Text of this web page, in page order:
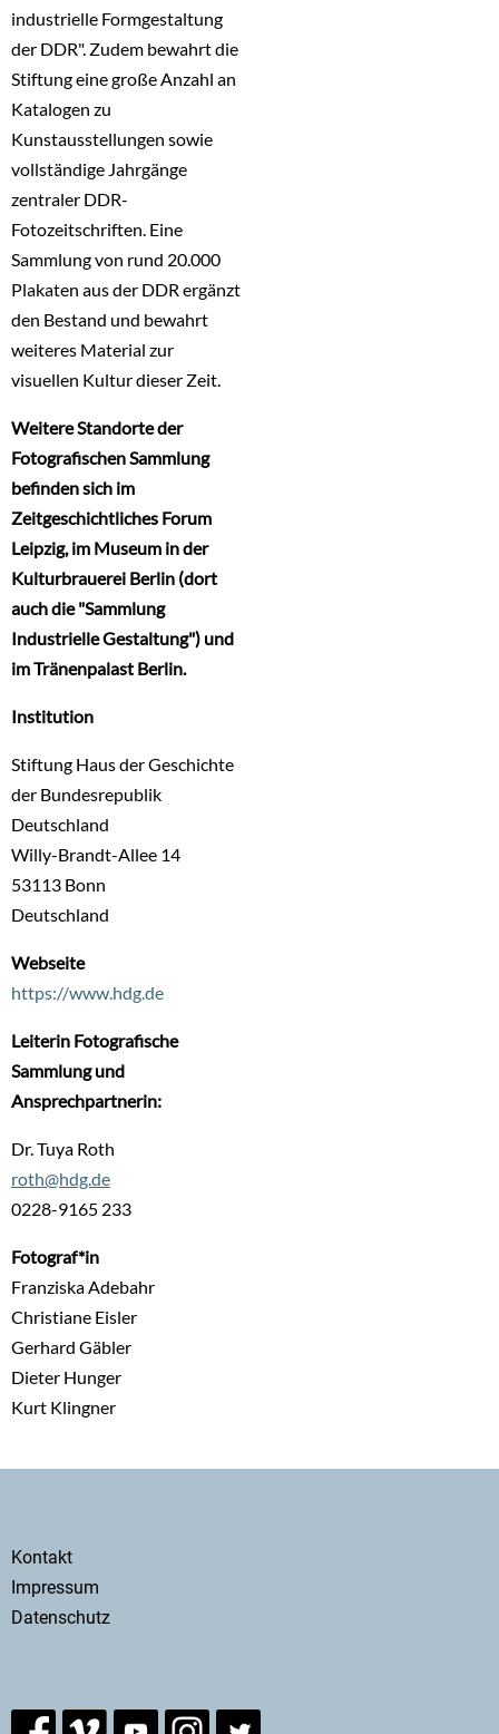
industrielle Formgestaltung
der DDR". Zudem bewahrt die
Stiftung eine große Anzahl an
Katalogen zu
Kunstausstellungen sowie
vollständige Jahrgänge
zentraler DDR-
Fotozeitschriften. Eine
Sammlung von rund 20.000
Plakaten aus der DDR ergänzt
den Bestand und bewahrt
weiteres Material zur
visuellen Kultur dieser Zeit.
Weitere Standorte der
Fotografischen Sammlung
befinden sich im
Zeitgeschichtliches Forum
Leipzig, im Museum in der
Kulturbrauerei Berlin (dort
auch die "Sammlung
Industrielle Gestaltung") und
im Tränenpalast Berlin.
Institution
Stiftung Haus der Geschichte
der Bundesrepublik
Deutschland
Willy-Brandt-Allee 14
53113 Bonn
Deutschland
Webseite
https://www.hdg.de
Leiterin Fotografische
Sammlung und
Ansprechpartnerin:
Dr. Tuya Roth
roth@hdg.de
0228-9165 233
Fotograf*in
Franziska Adebahr
Christiane Eisler
Gerhard Gäbler
Dieter Hunger
Kurt Klingner
Secondary
menu
Kontakt
Impressum
Datenschutz